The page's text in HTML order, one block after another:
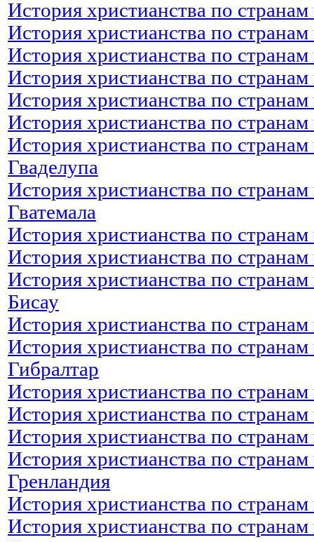
История христианства по
История христианства по
История христианства по
История христианства по
История христианства по
История христианства по
История христианства по
Гваделупа
История христианства по
Гватемала
История христианства по
История христианства по
История христианства по
Бисау
История христианства по
История христианства по
Гибралтар
История христианства по
История христианства по
История христианства по
История христианства по
Гренландия
История христианства по
История христианства по